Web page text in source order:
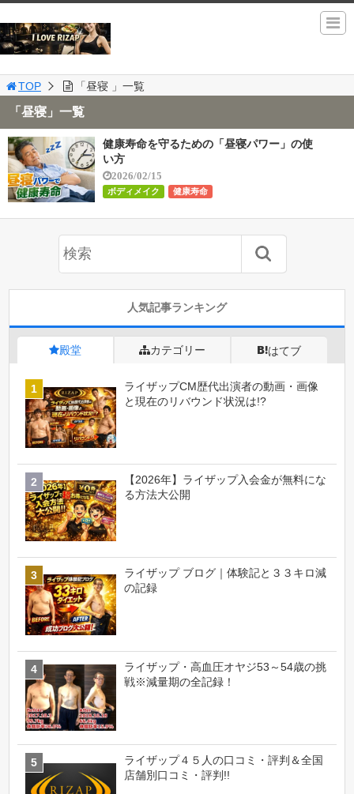
TOP 「昼寝 」一覧
「昼寝」一覧
健康寿命を守るための「昼寝パワー」の使
い方
2026/02/15
ボディメイク 健康寿命
人気記事ランキング
殿堂 カテゴリー はてブ
ライザップCM歴代出演者の動画・画像
と現在のリバウンド状況は!?
【2026年】ライザップ入会金が無料にな
る方法大公開
ライザップ ブログ｜体験記と３３キロ減
の記録
ライザップ・高血圧オヤジ53～54歳の挑
戦※減量期の全記録！
ライザップ４５人の口コミ・評判＆全国
店舗別口コミ・評判!!